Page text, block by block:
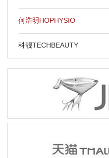
何浩明HOPHYSIO
科靓TECHBEAUTY